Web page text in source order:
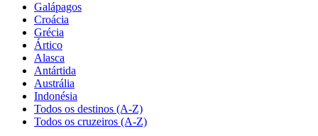
Galápagos
Croácia
Grécia
Ártico
Alasca
Antártida
Austrália
Indonésia
Todos os destinos (A-Z)
Todos os cruzeiros (A-Z)